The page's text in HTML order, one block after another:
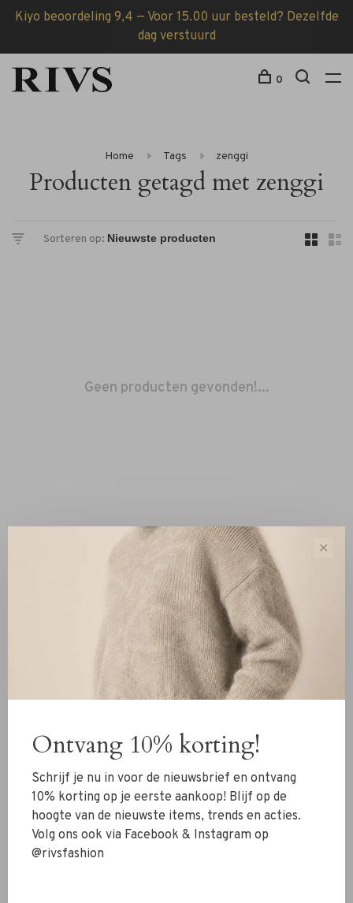
Kiyo beoordeling 9,4 — Voor 15.00 uur besteld? Dezelfde
dag verstuurd
0
Home Tags zenggi
Producten getagd met zenggi
Sorteren op:
Geen producten gevonden!...
Toon 1 - 0 van 0
Kleding
Sieraden
Accessoires
SALE
RIVS Store
✕
Ontvang 10% korting!
Schrijf je nu in voor de nieuwsbrief en ontvang
10% korting op je eerste aankoop! Blijf op de
hoogte van de nieuwste items, trends en acties.
Volg ons ook via Facebook & Instagram op
@rivsfashion